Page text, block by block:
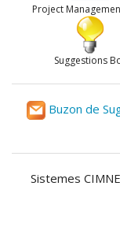
Project
Suggestions
Buzon de
Sistemes